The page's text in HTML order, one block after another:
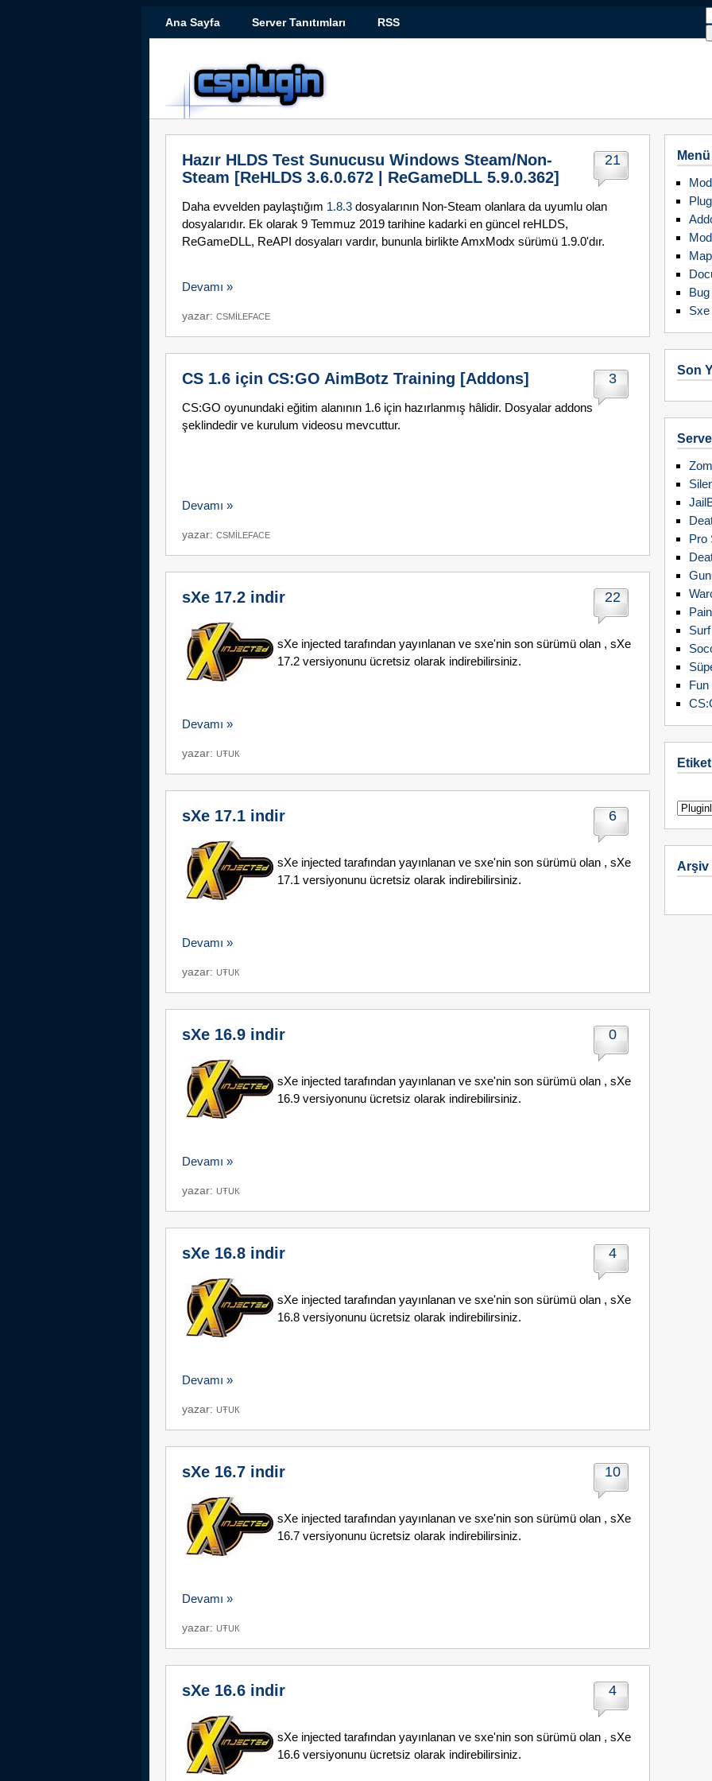
Ana Sayfa Server Tanıtımları RSS
21
Hazır HLDS Test Sunucusu Windows Steam/Non-
Steam [ReHLDS 3.6.0.672 | ReGameDLL 5.9.0.362]
Daha evvelden paylaştığım 1.8.3 dosyalarının Non-Steam olanlara da uyumlu olan
dosyalarıdır. Ek olarak 9 Temmuz 2019 tarihine kadarki en güncel reHLDS,
ReGameDLL, ReAPI dosyaları vardır, bununla birlikte AmxModx sürümü 1.9.0'dır.
Devamı »
yazar: CSMILEFACE
3
CS 1.6 için CS:GO AimBotz Training [Addons]
CS:GO oyunundaki eğitim alanının 1.6 için hazırlanmış hâlidir. Dosyalar addons
şeklindedir ve kurulum videosu mevcuttur.
Devamı »
yazar: CSMILEFACE
22
sXe 17.2 indir
sXe injected tarafından yayınlanan ve sxe'nin son sürümü olan , sXe
17.2 versiyonunu ücretsiz olarak indirebilirsiniz.
Devamı »
yazar: UŦUК
6
sXe 17.1 indir
sXe injected tarafından yayınlanan ve sxe'nin son sürümü olan , sXe
17.1 versiyonunu ücretsiz olarak indirebilirsiniz.
Devamı »
yazar: UŦUК
0
sXe 16.9 indir
sXe injected tarafından yayınlanan ve sxe'nin son sürümü olan , sXe
16.9 versiyonunu ücretsiz olarak indirebilirsiniz.
Devamı »
yazar: UŦUК
4
sXe 16.8 indir
sXe injected tarafından yayınlanan ve sxe'nin son sürümü olan , sXe
16.8 versiyonunu ücretsiz olarak indirebilirsiniz.
Devamı »
yazar: UŦUК
10
sXe 16.7 indir
sXe injected tarafından yayınlanan ve sxe'nin son sürümü olan , sXe
16.7 versiyonunu ücretsiz olarak indirebilirsiniz.
Devamı »
yazar: UŦUК
4
sXe 16.6 indir
sXe injected tarafından yayınlanan ve sxe'nin son sürümü olan , sXe
16.6 versiyonunu ücretsiz olarak indirebilirsiniz.
Menü
Sxe
Son
Pro
Arşiv